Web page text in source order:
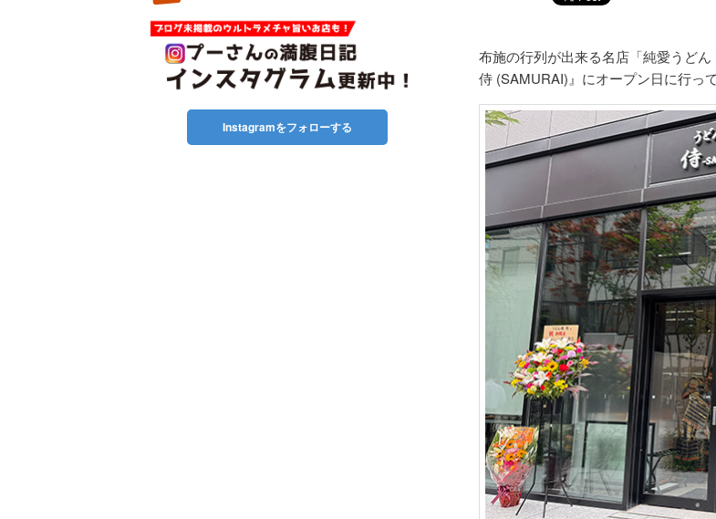
布施の行列が出来る名店「純愛うど
侍 (SAMURAI)』にオープン日に行って
Instagramをフォローする